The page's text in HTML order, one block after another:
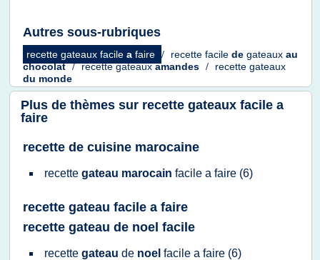
Autres sous-rubriques
recette gateaux facile a faire / recette facile de gateaux au
chocolat / recette gateauxamandes /
recette gateaux
du monde
Plus de thèmes sur recette gateaux facile a
faire
recette de cuisine marocaine
recette gateau marocain facile a faire (6)
recette gateau facile a faire
recette gateau de noel facile
recette gateau de noel facile a faire (6)